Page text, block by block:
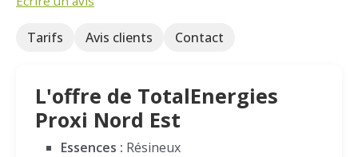
Tarifs Avis clients Contact
L'offre de TotalEnergies
Proxi Nord Est
Essences : Résineux